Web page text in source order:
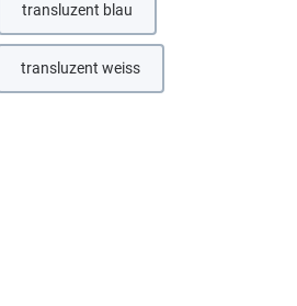
transluzent blau(Diese Option ist zurzeit nicht
zurzeit nicht verfügbar.)
transluzent weiss(Diese Option ist zurzeit nicht
nicht verfügbar.)